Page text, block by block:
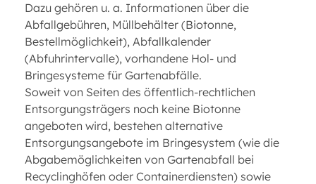
Dazu gehören u. a. Informationen über die
Abfallgebühren, Müllbehälter (Biotonne,
Bestellmöglichkeit), Abfallkalender
(Abfuhrintervalle), vorhandene Hol- und
Bringesysteme für Gartenabfälle.
Soweit von Seiten des öffentlich-rechtlichen
Entsorgungsträgers noch keine Biotonne
angeboten wird, bestehen alternative
Entsorgungsangebote im Bringesystem (wie die
Abgabemöglichkeiten von Gartenabfall bei
Recyclinghöfen oder Containerdiensten) sowie